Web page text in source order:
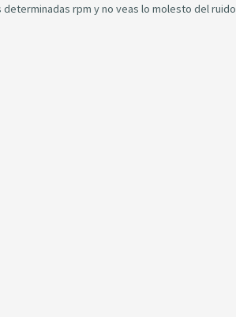
rpm y no veas lo molesto del ruido